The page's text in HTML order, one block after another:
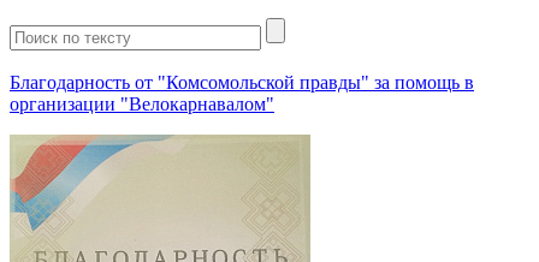
Благодарность от "Комсомольской правды" за помощь в
организации "Велокарнавалом"